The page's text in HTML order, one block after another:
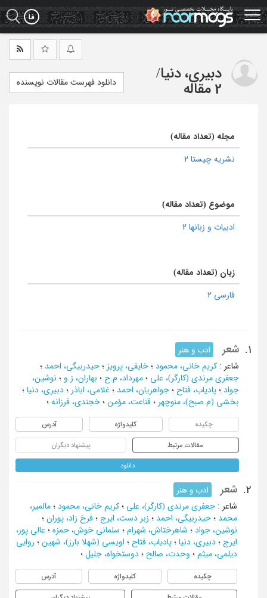
Skip
to
main
دبیری، دنیا/
2 مقاله
دانلود فهرست مقالات نویسنده
مجله (تعداد مقاله)
نشریه چیستا 2
موضوع (تعداد مقاله)
ادبیات و زبانها 2
زبان (تعداد مقاله)
فارسی 2
1. شعر
ادب و هنر
شاعر : کریم خانی، محمود ؛ خایفی، پرویز ؛ حیدربیگی، احمد ؛
جعفری مرندی (کارگر)، علی ؛ مهرداد، م.ح ؛ بهاران، ز.و ؛ نوشین،
جواد ؛ پادیاب، فتاح ؛ جواهریان، احمد ؛ غلامی، اباذر ؛ دبیری، دنیا ؛
بخشی (م.صبح)، منوچهر ؛ قناعت، مؤمن ؛ خجندی، فرزانه ؛
چکیده کلیدواژه آدرس
مقالات مرتبط پیشنهاد دیگران
دانلود
2. شعر
ادب و هنر
شاعر : جعفری مرندی (کارگر)، علی ؛ کریم خانی، محمود ؛ مالمیر،
محمد ؛ حیدربیگی، احمد ؛ زبر دست، ایرج ؛ فرخ زاد، پوران ؛
نوشین، جواد ؛ شاهرختاش، شهرام ؛ سلمانی خوش، حمزه ؛ عالی پور،
ایرج ؛ دبیری، دنیا ؛ پادیاب، فتاح ؛ اویسی (شهلا بارز)، شهین ؛ روایی
دیلمی، میثم ؛ وحدت، صالح ؛ دوستخواه، جلیل ؛
چکیده کلیدواژه آدرس